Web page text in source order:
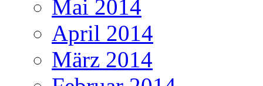
Mai 2014
April 2014
März 2014